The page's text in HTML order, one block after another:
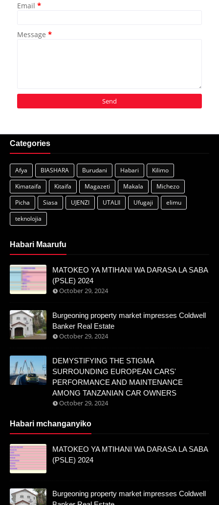
Email *
Message *
Categories
Afya BIASHARA Burudani Habari
Kilimo
Kimataifa
Kitaifa Magazeti Makala
Michezo
Picha
Siasa UJENZI UTALII Ufugaji
elimu
teknolojia
Habari Maarufu
MATOKEO YA MTIHANI WA DARASA LA SABA
(PSLE) 2024
October 29, 2024
Burgeoning property market impresses Coldwell
Banker Real Estate
October 29, 2024
DEMYSTIFYING THE STIGMA
SURROUNDING EUROPEAN CARS'
PERFORMANCE AND MAINTENANCE
AMONG TANZANIAN CAR OWNERS
October 29, 2024
Habari mchanganyiko
MATOKEO YA MTIHANI WA DARASA LA SABA
(PSLE) 2024
Burgeoning property market impresses Coldwell